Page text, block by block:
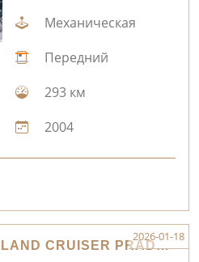
Механическая
Передний
293 км
2004
ПРОДАЖА TOYOTA-LAND CRUISER PRADO КИЕВ
2026-01-18